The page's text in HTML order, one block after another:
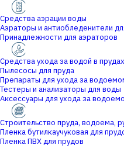
Средства аэрации воды
Аэраторы и антиобледенители
Принадлежности для аэраторов
Средства ухода за водой в прудах
Пылесосы для пруда
Препараты для ухода за
Тестеры и анализаторы для воды
Аксессуары для ухода за
Строительство пруда, водоема,
Пленка бутилкаучуковая для
Пленка ПВХ для прудов